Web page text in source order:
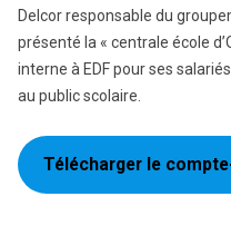
Delcor responsable du
présenté la « centrale école
interne à EDF pour ses
au public scolaire.
Télécharger le